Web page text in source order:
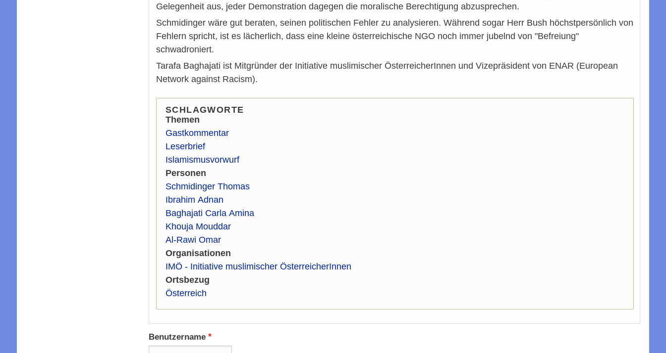
Gelegenheit aus, jeder Demonstration dagegen die moralische Berechtigung abzusprechen.
Schmidinger wäre gut beraten, seinen politischen Fehler zu analysieren. Während sogar Herr Bush höchstpersönlich von
Fehlern spricht, ist es lächerlich, dass eine kleine österreichische NGO noch immer jubelnd von "Befreiung"
schwadroniert.
Tarafa Baghajati ist Mitgründer der Initiative muslimischer ÖsterreicherInnen und Vizepräsident von ENAR (European
Network against Racism).
SCHLAGWORTE
Themen
Gastkommentar
Leserbrief
Islamismusvorwurf
Personen
Schmidinger Thomas
Ibrahim Adnan
Baghajati Carla Amina
Khouja Mouddar
Al-Rawi Omar
Organisationen
IMÖ - Initiative muslimischer ÖsterreicherInnen
Ortsbezug
Österreich
Benutzername